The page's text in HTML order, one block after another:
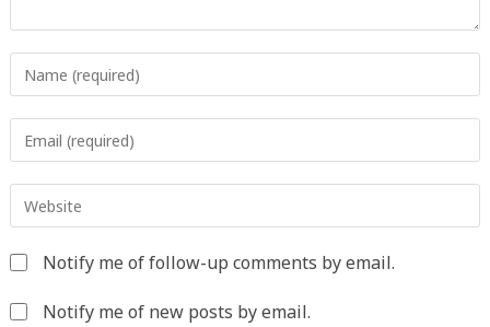
your
username
to
comment
your
address
to
comment
your
URL
Notify me of follow-up comments by email.
Notify me of new posts by email.